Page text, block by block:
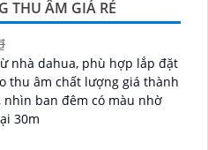
THU ÂM GIÁ RẺ
nhà dahua, phù hợp lắp đặt
thu âm chất lượng giá thành
nhìn ban đêm có màu nhờ
30m